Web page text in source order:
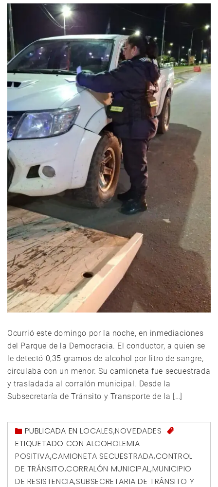
Ocurrió este domingo por la noche, en inmediaciones
del Parque de la Democracia. El conductor, a quien se
le detectó 0,35 gramos de alcohol por litro de sangre,
circulaba con un menor. Su camioneta fue secuestrada
y trasladada al corralón municipal. Desde la
Subsecretaría de Tránsito y Transporte de la […]
PUBLICADA ENLOCALES,NOVEDADES
ETIQUETADO CON ALCOHOLEMIA
POSITIVA,CAMIONETA SECUESTRADA,CONTROL
DE TRÁNSITO,CORRALÓN MUNICIPAL,MUNICIPIO
DE RESISTENCIA,SUBSECRETARIA DE TRÁNSITO Y